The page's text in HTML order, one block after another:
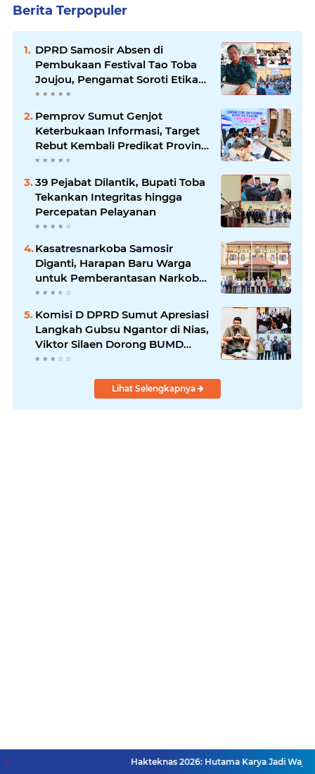
Berita Terpopuler
DPRD Samosir Absen di
Pembukaan Festival Tao Toba
Joujou, Pengamat Soroti Etika
Birokrasi Pemkab
Pemprov Sumut Genjot
Keterbukaan Informasi, Target
Rebut Kembali Predikat Provinsi
Informatif
39 Pejabat Dilantik, Bupati Toba
Tekankan Integritas hingga
Percepatan Pelayanan
Kasatresnarkoba Samosir
Diganti, Harapan Baru Warga
untuk Pemberantasan Narkoba
Menguat
Komisi D DPRD Sumut Apresiasi
Langkah Gubsu Ngantor di Nias,
Viktor Silaen Dorong BUMD
Kelola Rumput Laut
Lihat Selengkapnya
Hakteknas 2026: Hutama Karya Jadi Wajah